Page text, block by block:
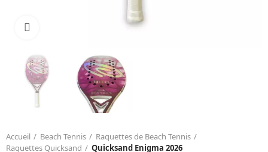
Accueil Beach Tennis
Raquettes de Beach Tennis
Raquettes Quicksand
Quicksand Enigma 2026